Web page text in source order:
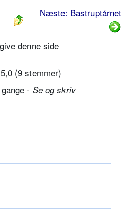
Næste: Bastruptårnet
denne side
5,0 (9 stemmer)
- Se og skriv